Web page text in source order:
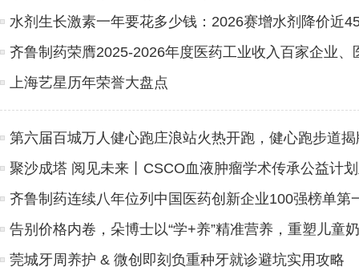
水剂生长激素一年要花多少钱：2026赛增水剂降价近
齐鲁制药荣膺2025-2026年度医药工业收入百家企业、
上海艺星历年荣誉大盘点
第六届百城万人健心跑庄浪站火热开跑，健心跑步道
聚沙成塔 阅见未来丨CSCO血液肿瘤学术传承公益计
齐鲁制药连续八年位列中国医药创新企业100强榜单第
告别价格内卷，朵博士以“学+养”精准营养，重塑儿童
莞城牙周养护 & 微创即刻负重种牙就诊避坑实用攻略